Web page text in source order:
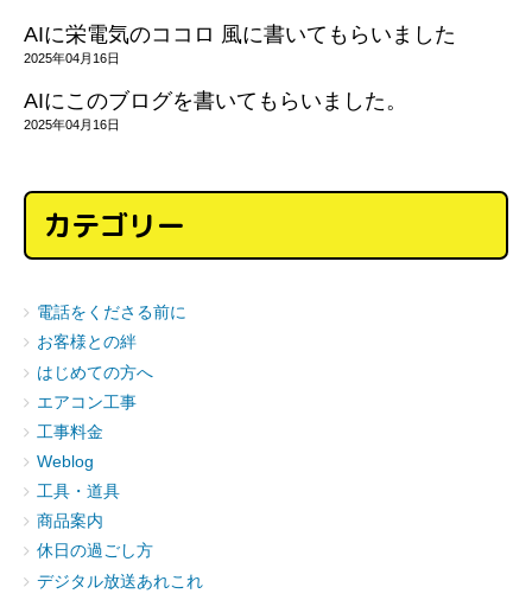
AIに栄電気のココロ 風に書いてもらいました
2025年04月16日
AIにこのブログを書いてもらいました。
2025年04月16日
カテゴリー
電話をくださる前に
お客様との絆
はじめての方へ
エアコン工事
工事料金
Weblog
工具・道具
商品案内
休日の過ごし方
デジタル放送あれこれ